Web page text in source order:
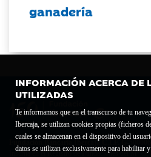
INFORMACIÓN ACERCA DE
UTILIZADAS
Te informamos que en el transcurso de tu
Ibercaja, se utilizan cookies propias (ficheros
cuales se almacenan en el dispositivo del
datos se utilizan exclusivamente para habilitar
ganadería
Fundación Bancaria Ibercaja C.I.F. G-
Inscrita en el Registro de Fundaciones del Mº